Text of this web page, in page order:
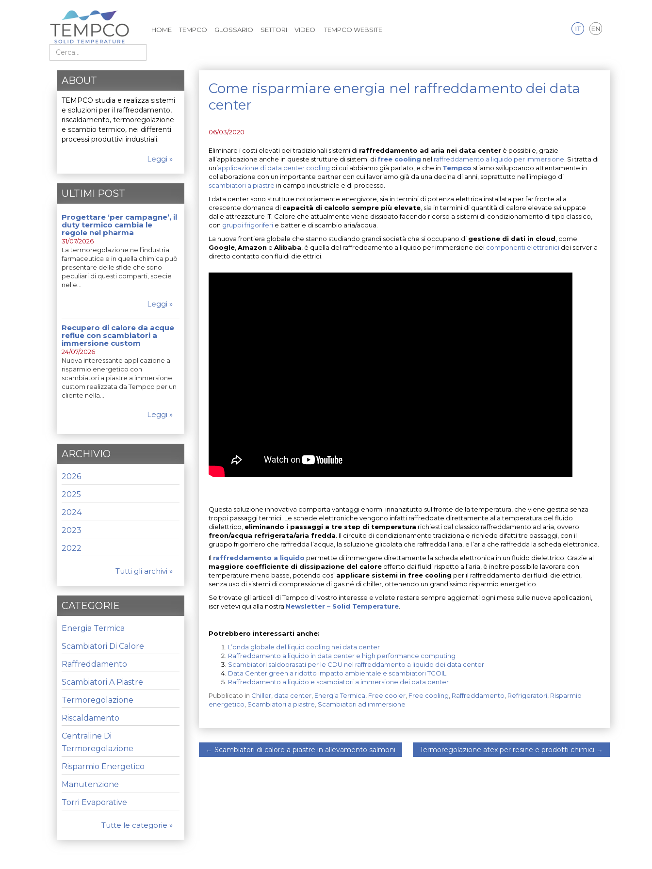
HOME TEMPCO GLOSSARIO SETTORI VIDEO TEMPCO WEBSITE
Cerca nel sito
Come risparmiare energia nel raffreddamento dei data
center
06/03/2020
Eliminare i costi elevati dei tradizionali sistemi di raffreddamento ad aria nei data centerè possibile, grazie
all’applicazione anche in queste strutture di sistemi di free cooling nel raffreddamento a liquido per immersione . Si tratta di
un’applicazione di data center cooling di cui abbiamo già parlato, e che in Tempco stiamo sviluppando attentamente in
collaborazione con un importante partner con cui lavoriamo già da una decina di anni, soprattutto nell’impiego di
scambiatori a piastre in campo industriale e di processo.
I data center sono strutture notoriamente energivore, sia in termini di potenza elettrica installata per far fronte alla
crescente domanda di capacità di calcolo sempre più elevate, sia in termini di quantità di calore elevate sviluppate
dalle attrezzature IT. Calore che attualmente viene dissipato facendo ricorso a sistemi di condizionamento di tipo classico,
con gruppi frigoriferie batterie di scambio aria/acqua.
La nuova frontiera globale che stanno studiando grandi società che si occupano di gestione di dati in cloud , come
Google, Amazon e Alibaba , è quella del raffreddamento a liquido per immersione dei componenti elettronicidei server a
diretto contatto con fluidi dielettrici.
Questa soluzione innovativa comporta vantaggi enormi innanzitutto sul fronte della temperatura, che viene gestita senza
troppi passaggi termici. Le schede elettroniche vengono infatti raffreddate direttamente alla temperatura del fluido
dielettrico, eliminando i passaggi a tre step di temperatura richiesti dal classico raffreddamento ad aria, ovvero
freon/acqua refrigerata/aria fredda . Il circuito di condizionamento tradizionale richiede difatti tre passaggi, con il
gruppo frigorifero che raffredda l’acqua, la soluzione glicolata che raffredda l’aria, e l’aria che raffredda la scheda elettronica.
Il raffreddamento a liquido permette di immergere direttamente la scheda elettronica in un fluido dielettrico. Grazie al
maggiore coefficiente di dissipazione del caloreofferto dai fluidi rispetto all’aria, è inoltre possibile lavorare con
temperature meno basse, potendo così applicare sistemi in free cooling per il raffreddamento dei fluidi dielettrici,
senza uso di sistemi di compressione di gas né di chiller, ottenendo un grandissimo risparmio energetico.
Se trovate gli articoli di Tempco di vostro interesse e volete restare sempre aggiornati ogni mese sulle nuove applicazioni,
iscrivetevi qui alla nostra Newsletter – Solid Temperature.
Potrebbero interessarti anche:
L’onda globale del liquid cooling nei data center
Raffreddamento a liquido in data center e high performance computing
Scambiatori saldobrasati per le CDU nel raffreddamento a liquido dei data center
Data Center green a ridotto impatto ambientale e scambiatori TCOIL
Raffreddamento a liquido e scambiatori a immersione dei data center
Pubblicato in Chiller, data center, Energia Termica Free cooler, Free cooling Raffreddamento Refrigeratori, Risparmio
energetico Scambiatori a piastre Scambiatori ad immersione
← Scambiatori di calore a piastre in allevamento salmoni Termoregolazione atex per resine e prodotti chimici →
ABOUT
TEMPCO studia e realizza sistemi
e soluzioni per il raffreddamento,
riscaldamento, termoregolazione
e scambio termico, nei differenti
processi produttivi industriali.
Leggi »
ULTIMI POST
Progettare ‘per campagne’, il
duty termico cambia le
regole nel pharma
31/07/2026
La termoregolazione nell’industria
farmaceutica e in quella chimica può
presentare delle sfide che sono
peculiari di questi comparti, specie
nelle…
Leggi »
Recupero di calore da acque
reflue con scambiatori a
immersione custom
24/07/2026
Nuova interessante applicazione a
risparmio energetico con
scambiatori a piastre a immersione
custom realizzata da Tempco per un
cliente nella…
Leggi »
ARCHIVIO
2026
2025
2024
2023
2022
Tutti gli archivi »
CATEGORIE
Energia Termica
Scambiatori Di Calore
Raffreddamento
Scambiatori A Piastre
Termoregolazione
Riscaldamento
Centraline Di
Termoregolazione
Risparmio Energetico
Manutenzione
Torri Evaporative
Tutte le categorie »